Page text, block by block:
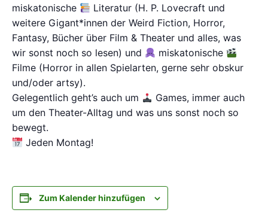
miskatonische
Literatur (H. P. Lovecraft und
weitere Gigant*innen der Weird Fiction, Horror,
Fantasy, Bücher über Film & Theater und alles, was
wir sonst noch so lesen) und
miskatonische
Filme (Horror in allen Spielarten, gerne sehr obskur
und/oder artsy).
Gelegentlich geht’s auch um
Games, immer auch
um den Theater-Alltag und was uns sonst noch so
bewegt.
Jeden Montag!
Zum Kalender hinzufügen